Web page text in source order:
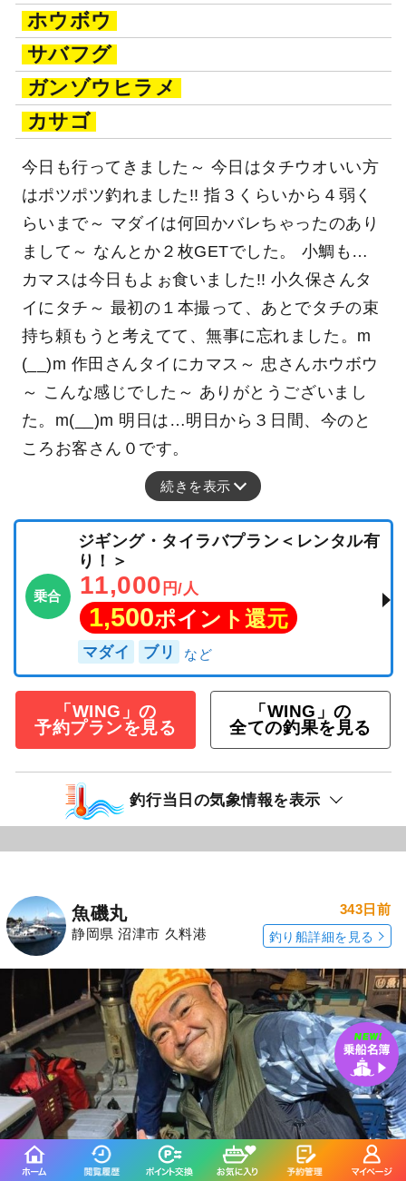
ホウボウ
サバフグ
ガンゾウヒラメ
カサゴ
今日も行ってきました～ 今日はタチウオいい方
はポツポツ釣れました!! 指３くらいから４弱く
らいまで～ マダイは何回かバレちゃったのあり
まして～ なんとか２枚GETでした。 小鯛も…
カマスは今日もよぉ食いました!! 小久保さんタ
イにタチ～ 最初の１本撮って、あとでタチの束
持ち頼もうと考えてて、無事に忘れました。m
(__)m 作田さんタイにカマス～ 忠さんホウボウ
～ こんな感じでした～ ありがとうございまし
た。m(__)m 明日は…明日から３日間、今のと
ころお客さん０です。
続きを表示
乗合
ジギング・タイラバプラン＜レンタル有
り！＞
11,000 円/人
1,500ポイント還元
マダイ ブリ
「WING」の
予約プランを見る
「WING」の
全ての釣果を見る
釣行当日の気象情報を表示
魚磯丸
静岡県 沼津市 久料港
343日前
釣り船詳細を見る